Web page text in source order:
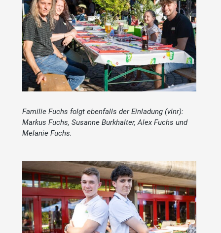
Familie Fuchs folgt ebenfalls der Einladung (vlnr):
Markus Fuchs, Susanne Burkhalter, Alex Fuchs und
Melanie Fuchs.